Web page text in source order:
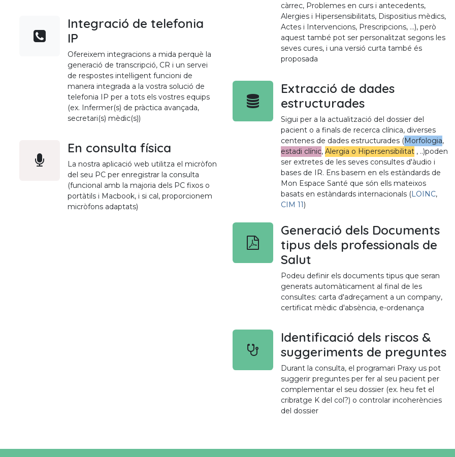
Integració de telefonia
IP
Ofereixem integracions a mida perquè la
generació de transcripció, CR i un servei
de respostes intel·ligent funcioni de
manera integrada a la vostra solució de
telefonia IP per a tots els vostres equips
(ex. Infermer(s) de pràctica avançada,
secretari(s) mèdic(s))
En consulta física
La nostra aplicació web utilitza el micròfon
del seu PC per enregistrar la consulta
(funcional amb la majoria dels PC fixos o
portàtils i Macbook, i si cal, proporcionem
micròfons adaptats)
càrrec, Problemes en curs i antecedents,
Alergies i Hipersensibilitats, Dispositius mèdics,
Actes i Intervencions, Prescripcions, ...), però
aquest també pot ser personalitzat segons les
seves cures, i una versió curta també és
proposada
Extracció de dades
estructurades
Sigui per a la actualització del dossier del
pacient o a finals de recerca clínica, diverses
centenes de dades estructurades (Morfologia,
estadi clínic, Alergia o Hipersensibilitat , ..)poden
ser extretes de les seves consultes d'àudio i
bases de IR. Ens basem en els estàndards de
Mon Espace Santé que són ells mateixos
basats en estàndards internacionals (LOINC,
CIM 11)
Generació dels Documents
tipus dels professionals de
Salut
Podeu definir els documents tipus que seran
generats automàticament al final de les
consultes: carta d'adreçament a un company,
certificat mèdic d'absència, e-ordenança
Identificació dels riscos &
suggeriments de preguntes
Durant la consulta, el programari Praxy us pot
suggerir preguntes per fer al seu pacient per
complementar el seu dossier (ex. heu fet el
cribratge K del col?) o controlar incoherències
del dossier